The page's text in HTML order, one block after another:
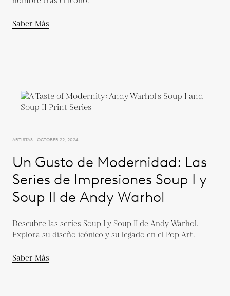
Saber Más
ARTISTAS - OCTOBER 22, 2024
Un Gusto de Modernidad: Las
Series de Impresiones Soup I y
Soup II de Andy Warhol
Descubre las series Soup I y Soup II de Andy Warhol.
Explora su diseño icónico y su legado en el Pop Art.
Saber Más